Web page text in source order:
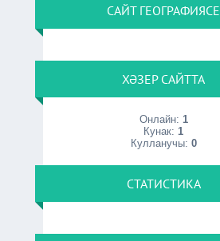
САЙТ ГЕОГРАФИЯСЕ
ХӘЗЕР САЙТТА
Онлайн: 1
Кунак:1
Кулланучы: 0
СТАТИСТИКА